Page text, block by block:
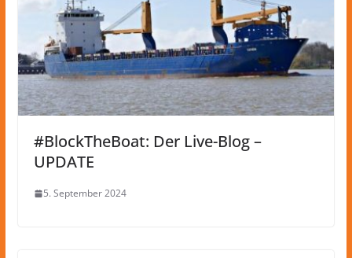
#BlockTheBoat: Der Live-Blog –
UPDATE
5. September 2024